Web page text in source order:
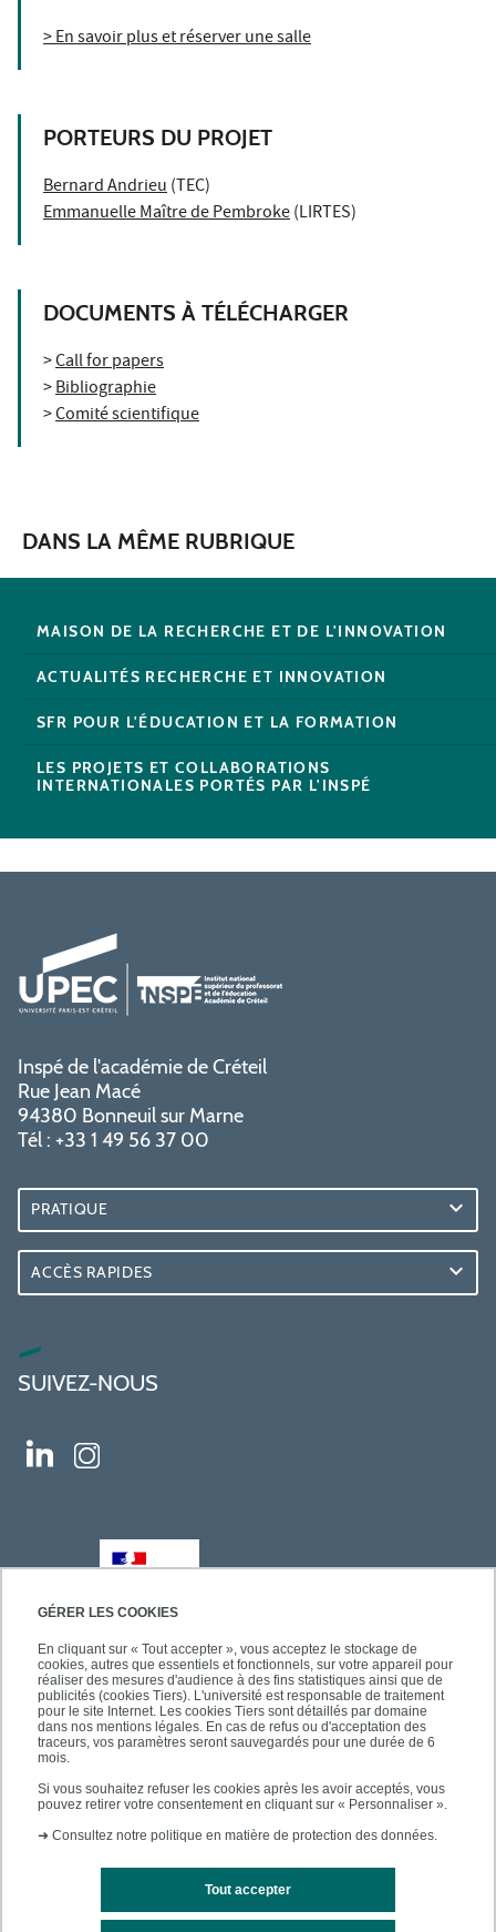
GÉRER LES COOKIES
En cliquant sur « Tout accepter », vous acceptez le stockage de
cookies, autres que essentiels et fonctionnels, sur votre appareil pour
réaliser des mesures d'audience à des fins statistiques ainsi que de
publicités (cookies Tiers). L'université est responsable de traitement
pour le site Internet. Les cookies Tiers sont détaillés par domaine
dans nos mentions légales. En cas de refus ou d'acceptation des
traceurs, vos paramètres seront sauvegardés pour une durée de 6
mois.
Si vous souhaitez refuser les cookies après les avoir acceptés, vous
pouvez retirer votre consentement en cliquant sur « Personnaliser ».
➜ Consultez notre politique en matière de protection des données.
Tout accepter
> En savoir plus et réserver une salle
PORTEURS DU PROJET
Bernard Andrieu(TEC)
Emmanuelle Maître de Pembroke(LIRTES)
DOCUMENTS À TÉLÉCHARGER
>Call for papers
>Bibliographie
>Comité scientifique
DANS LA MÊME RUBRIQUE
MAISON DE LA RECHERCHE ET DE L'INNOVATION
ACTUALITÉS RECHERCHE ET INNOVATION
SFR POUR L'ÉDUCATION ET LA FORMATION
LES PROJETS ET COLLABORATIONS
INTERNATIONALES PORTÉS PAR L'INSPÉ
Inspé de l'académie de Créteil
Rue Jean Macé
94380 Bonneuil sur Marne
Tél : +33 1 49 56 37 00
PRATIQUE
ACCÈS RAPIDES
SUIVEZ-NOUS